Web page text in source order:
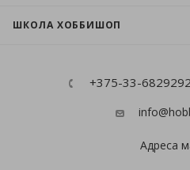
ШКОЛА ХОББИШОП
+375-33-6829292
Адреса